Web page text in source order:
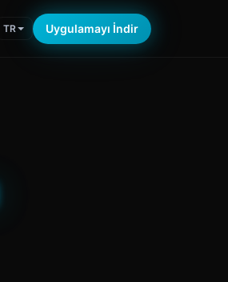
TR Uygulamayı İndir